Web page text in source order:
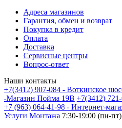
Адреса магазинов
Гарантия, обмен и возврат
Покупка в кредит
Оплата
Доставка
Сервисные центры
Вопрос-ответ
Наши контакты
+7(3412) 907-084 - Воткинское
-Магазин Пойма 19В +7(3412)
+7 (963) 064-41-98 - Интернет-
Услуги Монтажа 7:30-19:00 (пн-